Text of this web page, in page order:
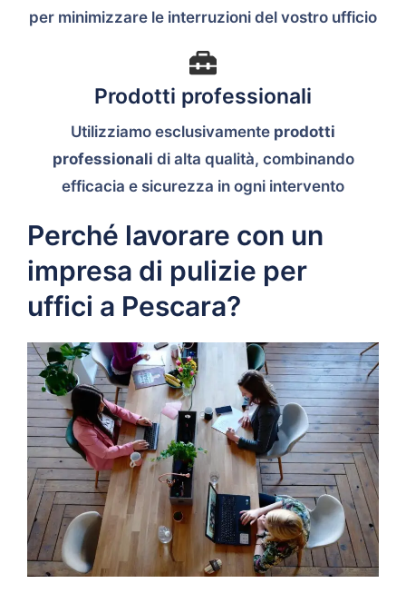
per minimizzare le interruzioni del vostro ufficio
Prodotti professionali
Utilizziamo esclusivamente prodotti
professionali di alta qualità, combinando
efficacia e sicurezza in ogni intervento
Perché lavorare con un
impresa di pulizie per
uffici a Pescara?